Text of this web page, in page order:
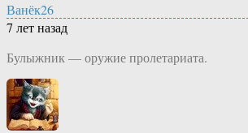
Ванёк26
7 лет назад
Булыжник — оружие пролетариата.